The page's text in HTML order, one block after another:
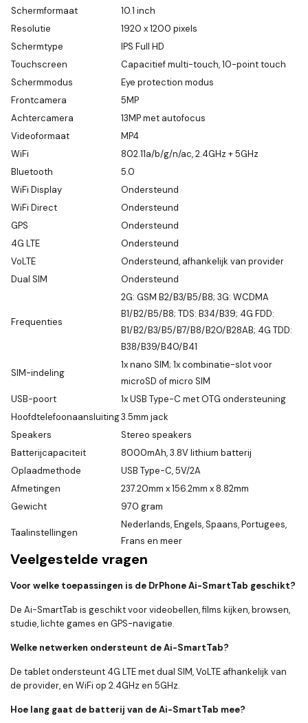
Schermformaat
10.1 inch
Resolutie
1920 x 1200 pixels
Schermtype
IPS Full HD
Touchscreen
Capacitief multi-touch, 10-point touch
Schermmodus
Eye protection modus
Frontcamera
5MP
Achtercamera
13MP met autofocus
Videoformaat
MP4
WiFi
802.11a/b/g/n/ac, 2.4GHz + 5GHz
Bluetooth
5.0
WiFi Display
Ondersteund
WiFi Direct
Ondersteund
GPS
Ondersteund
4G LTE
Ondersteund
VoLTE
Ondersteund, afhankelijk van provider
Dual SIM
Ondersteund
Frequenties
2G: GSM B2/B3/B5/B8; 3G: WCDMA
B1/B2/B5/B8; TDS: B34/B39; 4G FDD:
B1/B2/B3/B5/B7/B8/B20/B28AB; 4G TDD:
B38/B39/B40/B41
SIM-indeling
1x nano SIM; 1x combinatie-slot voor
microSD of micro SIM
USB-poort
1x USB Type-C met OTG ondersteuning
Hoofdtelefoonaansluiting3.5mm jack
Speakers
Stereo speakers
Batterijcapaciteit
8000mAh, 3.8V lithium batterij
Oplaadmethode
USB Type-C, 5V/2A
Afmetingen
237.20mm x 156.2mm x 8.82mm
Gewicht
970 gram
Taalinstellingen
Nederlands, Engels, Spaans, Portugees,
Frans en meer
Veelgestelde vragen
Voor welke toepassingen is de DrPhone Ai-SmartTab geschikt?
De Ai-SmartTab is geschikt voor videobellen, films kijken, browsen,
studie, lichte games en GPS-navigatie.
Welke netwerken ondersteunt de Ai-SmartTab?
De tablet ondersteunt 4G LTE met dual SIM, VoLTE afhankelijk van
de provider, en WiFi op 2.4GHz en 5GHz.
Hoe lang gaat de batterij van de Ai-SmartTab mee?